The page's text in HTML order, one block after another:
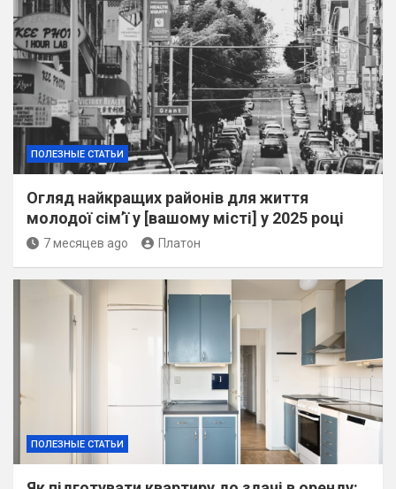
ПОЛЕЗНЫЕ СТАТЬИ
Огляд найкращих районів для життя
молодої сім’ї у [вашому місті] у 2025 році
7 месяцев ago Платон
ПОЛЕЗНЫЕ СТАТЬИ